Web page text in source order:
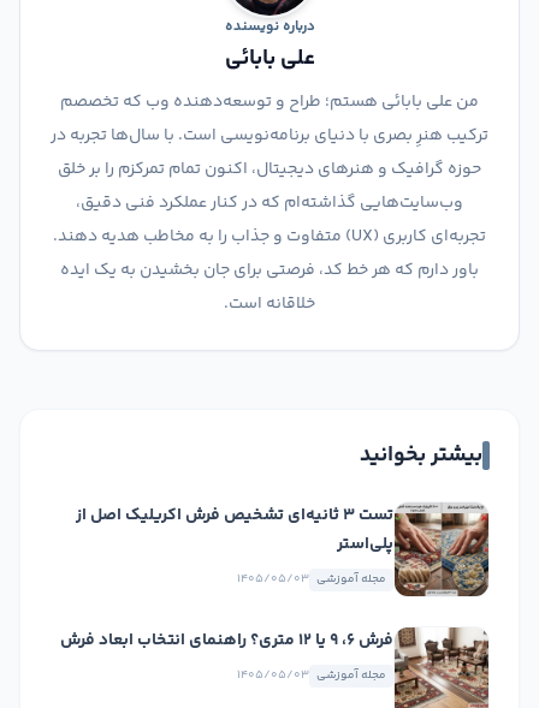
درباره نویسنده
علی بابائی
من علی بابائی هستم؛ طراح و توسعه‌دهنده وب که تخصصم
ترکیب هنرِ بصری با دنیای برنامه‌نویسی است. با سال‌ها تجربه در
حوزه گرافیک و هنرهای دیجیتال، اکنون تمام تمرکزم را بر خلق
وب‌سایت‌هایی گذاشته‌ام که در کنار عملکرد فنی دقیق،
تجربه‌ای کاربری (UX) متفاوت و جذاب را به مخاطب هدیه دهند.
باور دارم که هر خط کد، فرصتی برای جان بخشیدن به یک ایده
خلاقانه است.
بیشتر بخوانید
تست ۳ ثانیه‌ای تشخیص فرش اکریلیک اصل از
پلی‌استر
مجله آموزشی ۱۴۰۵/۰۵/۰۳
فرش ۶، ۹ یا ۱۲ متری؟ راهنمای انتخاب ابعاد فرش
مجله آموزشی ۱۴۰۵/۰۵/۰۳